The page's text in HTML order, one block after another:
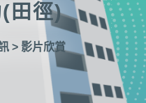
田徑)
> 影片欣賞